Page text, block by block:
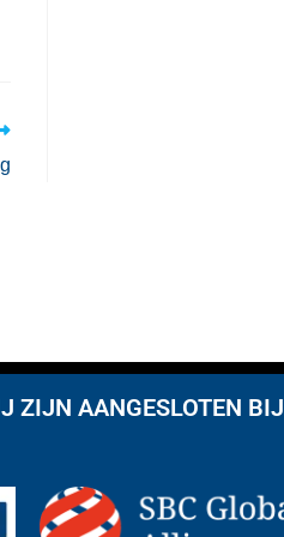
ZIJN AANGESLOTEN BIJ